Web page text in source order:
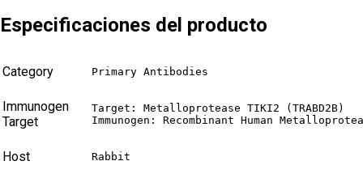
Especificaciones del producto
Category Primary Antibodies
Immunogen
Target
Target: Metalloprotease TIKI2 (TRABD2B)
Immunogen: Recombinant Human
Host Rabbit